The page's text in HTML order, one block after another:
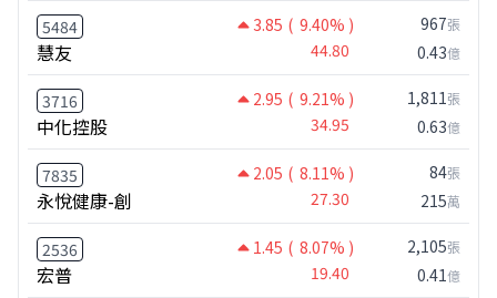
5484 3.85 ( 9.40% )
慧友 44.80
967張
0.43億
3716 2.95 ( 9.21% )
中化控股 34.95
1,811張
0.63億
7835 2.05 ( 8.11% )
永悅健康-創 27.30
84張
215萬
2536 1.45 ( 8.07% )
宏普 19.40
2,105張
0.41億